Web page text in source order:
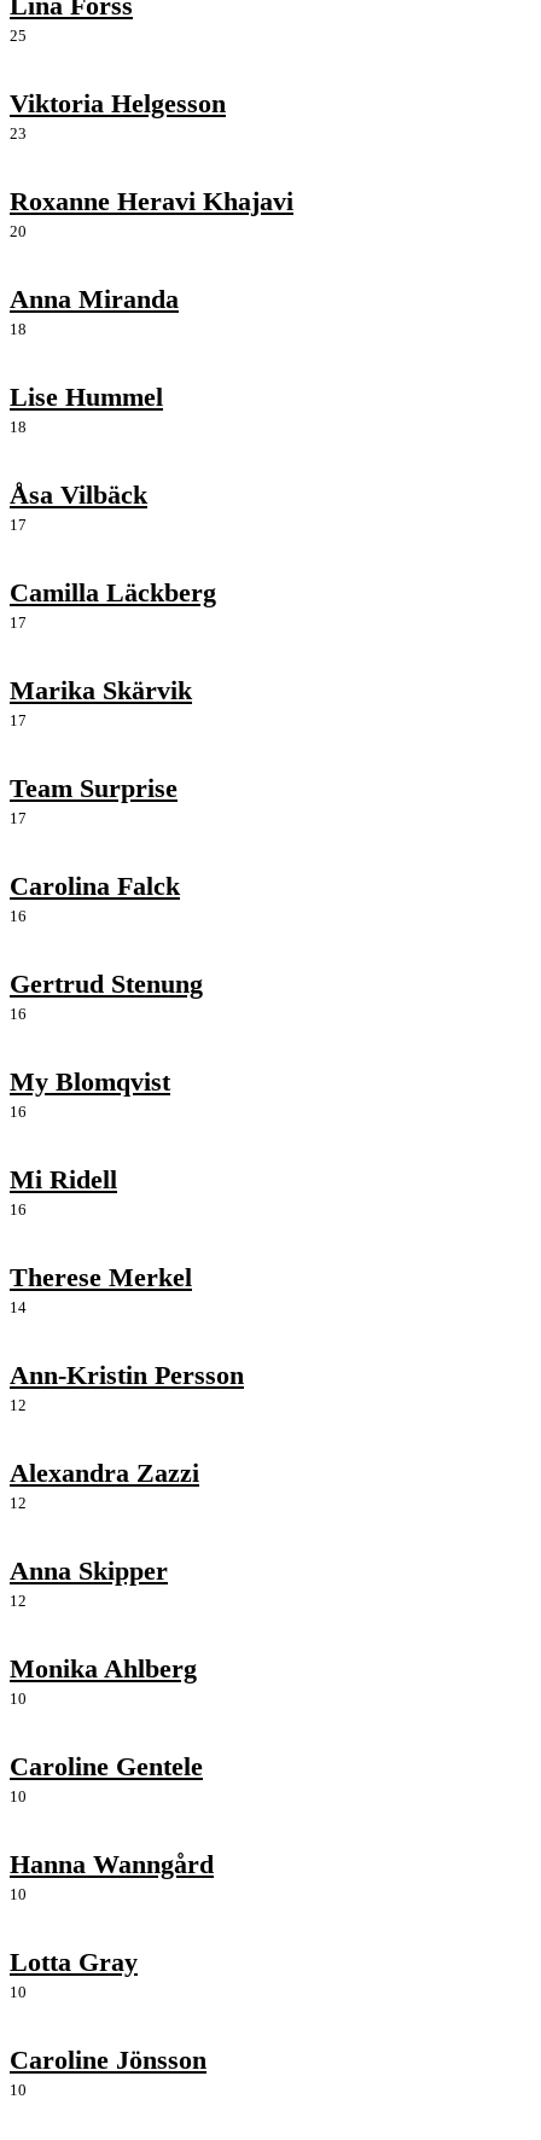
25
Viktoria Helgesson
23
Roxanne Heravi Khajavi
20
Anna Miranda
18
Lise Hummel
18
Åsa Vilbäck
17
Camilla Läckberg
17
Marika Skärvik
17
Team Surprise
17
Carolina Falck
16
Gertrud Stenung
16
My Blomqvist
16
Mi Ridell
16
Therese Merkel
14
Ann-Kristin Persson
12
Alexandra Zazzi
12
Anna Skipper
12
Monika Ahlberg
10
Caroline Gentele
10
Hanna Wanngård
10
Lotta Gray
10
Caroline Jönsson
10